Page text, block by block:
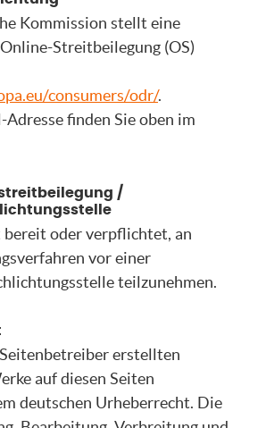
Kommission stellt eine
Streitbeilegung (OS)
consumers/odr/.
Adresse finden Sie oben im
/
oder verpflichtet, an
vor einer
teilzunehmen.
erstellten
auf diesen Seiten
deutschen Urheberrecht. Die